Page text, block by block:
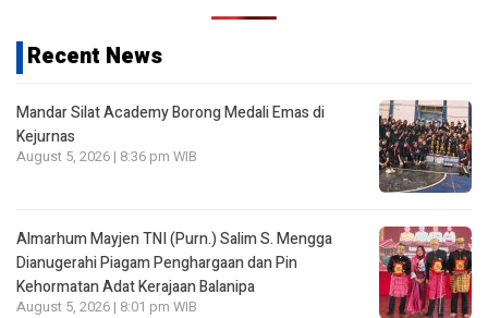
Recent News
Mandar Silat Academy Borong Medali Emas di
Kejurnas
August 5, 2026 | 8:36 pm WIB
Almarhum Mayjen TNI (Purn.) Salim S. Mengga
Dianugerahi Piagam Penghargaan dan Pin
Kehormatan Adat Kerajaan Balanipa
August 5, 2026 | 8:01 pm WIB